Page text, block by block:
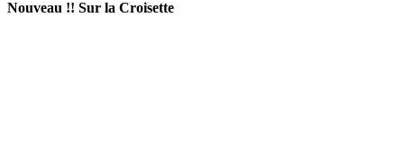
Nouveau !! Sur la Croisette